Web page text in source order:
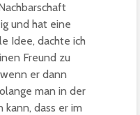
und hat eine
Idee, dachte ich
Freund zu
er dann
man in der
kann, dass er im